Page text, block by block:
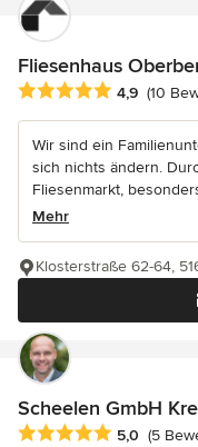
Fliesenhaus
Durchschnittliche
4,9 (10
Wir sind ein
sich nichts ändern.
Fliesenmarkt,
Mehr
Klosterstraße 62-64,
Scheelen GmbH
Durchschnittliche
5,0 (5